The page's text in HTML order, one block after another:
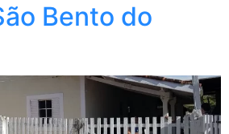
Bento do